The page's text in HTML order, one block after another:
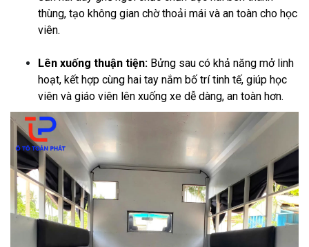
thùng, tạo không gian chờ thoải mái và an toàn cho học
viên.
Lên xuống thuận tiện: Bửng sau có khả năng mở linh
hoạt, kết hợp cùng hai tay nắm bố trí tinh tế, giúp học
viên và giáo viên lên xuống xe dễ dàng, an toàn hơn.